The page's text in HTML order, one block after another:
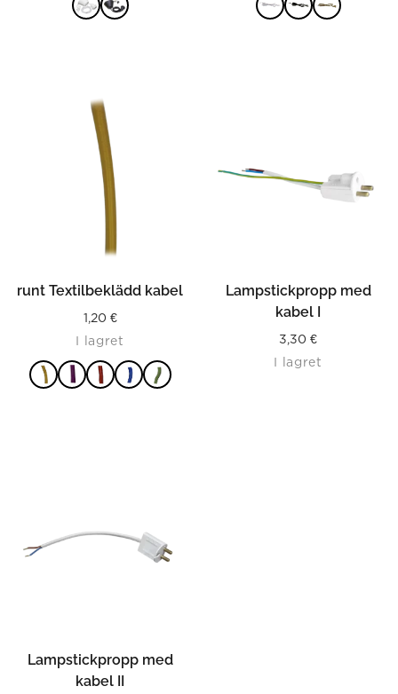
runt Textilbeklädd kabel
1,20 €
I lagret
Lampstickpropp med
kabel I
3,30 €
I lagret
Lampstickpropp med
kabel II